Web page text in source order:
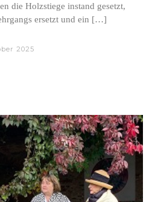
die Holzstiege instand gesetzt,
ersetzt und ein […]
2025